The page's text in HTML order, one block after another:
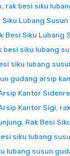
, rak besi siku
Siku Lubang
Besi Siku Lubang
besi siku lubang
siku lubang
gudang arsip
Kantor
Kantor Sigi,
, Rak Besi
siku lubang
lubang susun